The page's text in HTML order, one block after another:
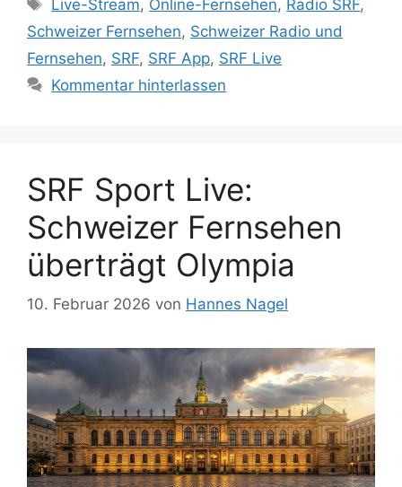
Live-Stream, Online-Fernsehen, Radio SRF,
Schweizer Fernsehen, Schweizer Radio und
Fernsehen, SRF, SRF App, SRF Live
Kommentar hinterlassen
SRF Sport Live:
Schweizer Fernsehen
überträgt Olympia
10. Februar 2026 von Hannes Nagel